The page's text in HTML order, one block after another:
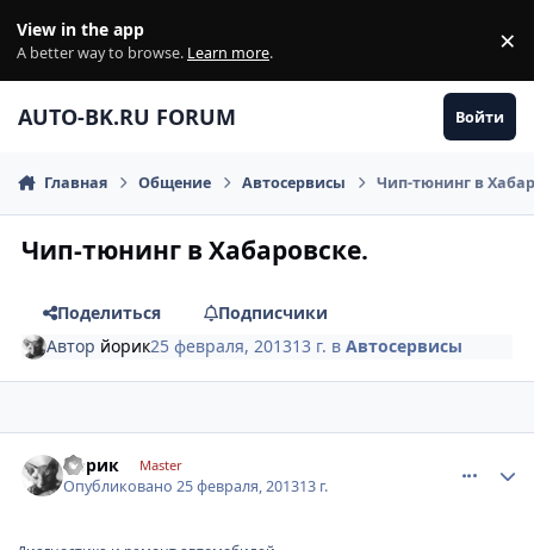
View in the app
A better way to browse. Learn more. ×
AUTO-BK.RU FORUM Войти
Главная Общение Автосервисы Чип-тюнинг в
Чип-тюнинг в Хабаровске.
Поделиться
Подписчики
Автор йорик25 февраля, 201313 г. вАвтосервисы
йорик Master
Опубликовано25 февраля, 201313 г.